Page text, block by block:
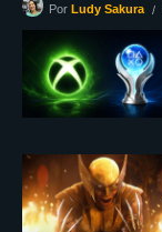
Por Ludy Sakura